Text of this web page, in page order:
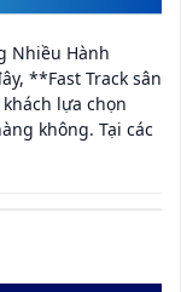
Nhiều Hành
**Fast Track sân
lựa chọn
không. Tại các